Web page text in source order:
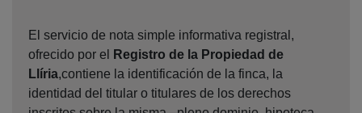
El servicio de nota simple informativa registral,
ofrecido por el
Registro de la Propiedad de
Llíria,contiene la identificación de la finca, la
identidad del titular o titulares de los derechos